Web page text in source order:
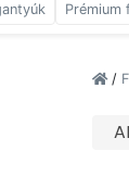
Prémium
/